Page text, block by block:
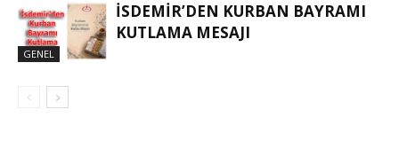
GENEL
İSDEMIR’DEN KURBAN BAYRAMI
KUTLAMA MESAJI